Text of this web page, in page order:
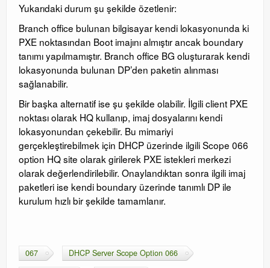
Yukarıdaki durum şu şekilde özetlenir:
Branch office bulunan bilgisayar kendi lokasyonunda ki
PXE noktasından Boot imajını almıştır ancak boundary
tanımı yapılmamıştır. Branch office BG oluşturarak kendi
lokasyonunda bulunan DP’den paketin alınması
sağlanabilir.
Bir başka alternatif ise şu şekilde olabilir. İlgili client PXE
noktası olarak HQ kullanıp, imaj dosyalarını kendi
lokasyonundan çekebilir. Bu mimariyi
gerçekleştirebilmek için DHCP üzerinde ilgili Scope 066
option HQ site olarak girilerek PXE istekleri merkezi
olarak değerlendirilebilir. Onaylandıktan sonra ilgili imaj
paketleri ise kendi boundary üzerinde tanımlı DP ile
kurulum hızlı bir şekilde tamamlanır.
067
DHCP Server Scope Option 066